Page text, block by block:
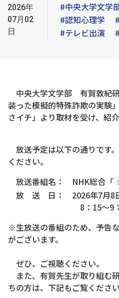
2026年
07月02
日
#中央大学文学
#認知心理学
#テレビ出演
中央大学文学部 有賀敦紀
装った模擬的特殊詐欺の実験
さイチ」より取材を受け、紹
放送予定は以下の通りです
ください。
放送番組名： NHK総合「
放 送 日： 2026年7月8日
8：15～9：53 の
※生放送の番組のため、予告
がございます。
ぜひ、ご視聴ください。
また、有賀先生が取り組む
ちの方は、下記もご覧ください